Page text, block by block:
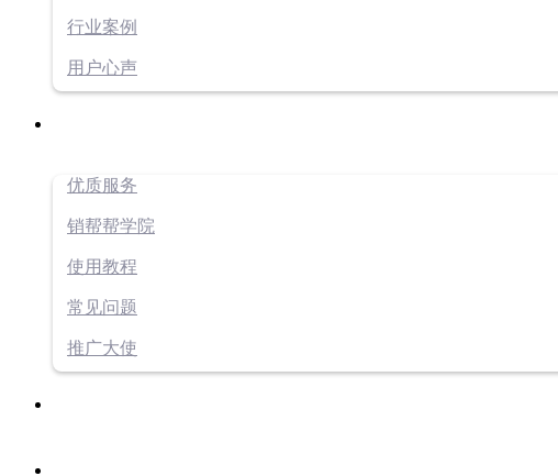
行业案例
用户心声
优质服务
销帮帮学院
使用教程
常见问题
推广大使